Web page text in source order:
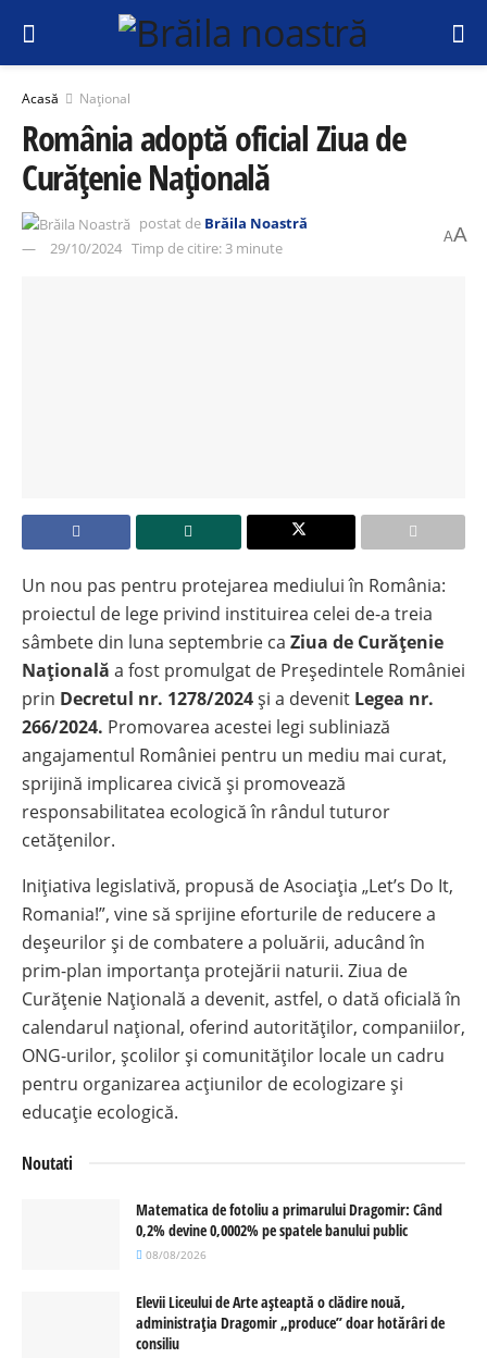
Acasă Național
România adoptă oficial Ziua de
Curățenie Națională
postat de Brăila Noastră
29/10/2024 Timp de citire: 3 minute
AA
Un nou pas pentru protejarea mediului în România:
proiectul de lege privind instituirea celei de-a treia
sâmbete din luna septembrie ca Ziua de Curățenie
Națională a fost promulgat de Președintele României
prin Decretul nr. 1278/2024și a devenit Legea nr.
266/2024. Promovarea acestei legi subliniază
angajamentul României pentru un mediu mai curat,
sprijină implicarea civică și promovează
responsabilitatea ecologică în rândul tuturor
cetățenilor.
Inițiativa legislativă, propusă de Asociația „Let’s Do It,
Romania!”, vine să sprijine eforturile de reducere a
deșeurilor și de combatere a poluării, aducând în
prim-plan importanța protejării naturii. Ziua de
Curățenie Națională a devenit, astfel, o dată oficială în
calendarul național, oferind autorităților, companiilor,
ONG-urilor, școlilor și comunităților locale un cadru
pentru organizarea acțiunilor de ecologizare și
educație ecologică.
Noutati
Matematica de fotoliu a primarului Dragomir: Când
0,2% devine 0,0002% pe spatele banului public
08/08/2026
Elevii Liceului de Arte așteaptă o clădire nouă,
administrația Dragomir „produce” doar hotărâri de
consiliu